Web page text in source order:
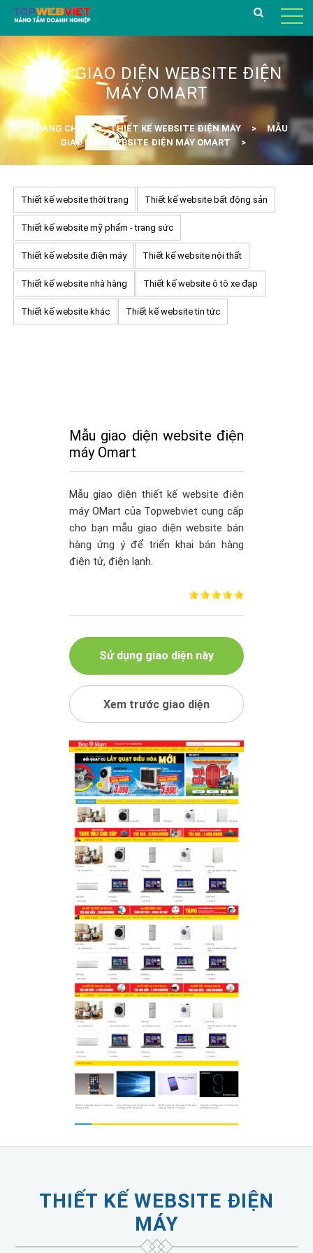
MẪU GIAO DIỆN WEBSITE ĐIỆN
MÁY OMART
TRANG CHỦ THIẾT KẾ WEBSITE ĐIỆN MÁY
MẪU
GIAO DIỆN WEBSITE ĐIỆN MÁY OMART
Thiết kế website thời trang Thiết kế website bất động sản
Thiết kế website mỹ phẩm - trang sức
Thiết kế website điện máy Thiết kế website nội thất
Thiết kế website nhà hàng Thiết kế website ô tô xe đạp
Thiết kế website khác Thiết kế website tin tức
Mẫu giao diện website điện
máy Omart
Mẫu giao diện thiết kế website điện
máy OMart của Topwebviet cung cấp
cho bạn mẫu giao diện website bán
hàng ứng ý để triển khai bán hàng
điện tử, điện lạnh.
Sử dụng giao diện này
Xem trước giao diện
THIẾT KẾ WEBSITE ĐIỆN
MÁY